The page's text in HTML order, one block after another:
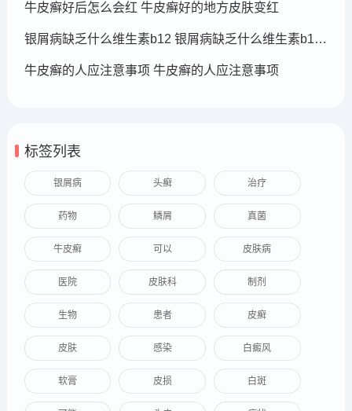
牛皮癣好后怎么会红 牛皮癣好的地方皮肤变红
银屑病缺乏什么维生素b12 银屑病缺乏什么维生素b12可以补充
牛皮癣的人应注意事项 牛皮癣的人应注意事项
标签列表
银屑病 头癣 治疗
药物 鳞屑 真菌
牛皮癣 可以 皮肤病
医院 皮肤科 制剂
生物 患者 皮癣
皮肤 感染 白癜风
软膏 皮损 白斑